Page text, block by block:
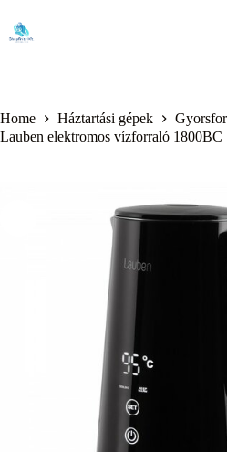
content
Home Háztartási gépek
Lauben elektromos vízforraló 1800BC